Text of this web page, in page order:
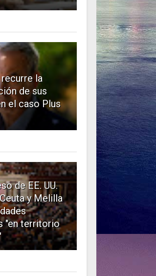
la
de sus
el caso Plus
de EE. UU.
y Melilla
"en territorio